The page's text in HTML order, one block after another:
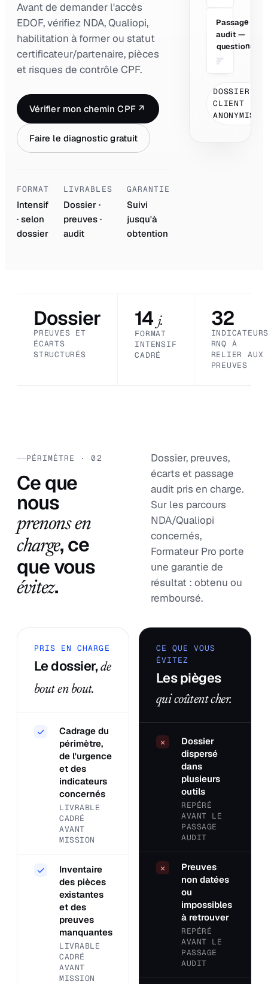
Avant de demander l'accès
EDOF, vérifiez NDA, Qualiopi,
habilitation à former ou statut
certificateur/partenaire, pièces
et risques de contrôle CPF.
Vérifier mon chemin CPF ↗
Faire le diagnostic gratuit
FORMAT
Intensif
· selon
dossier
LIVRABLES
Dossier ·
preuves ·
audit
GARANTIE
Suivi
jusqu'à
obtention
Passage
audit —
questions
DOSSIER
CLIENT
ANONYMISÉ
Dossier
PREUVES ET
ÉCARTS
STRUCTURÉS
14 j.
FORMAT
INTENSIF
CADRÉ
32
RNQ À
RELIER AUX
PREUVES
PÉRIMÈTRE · 02
Ce que
nous
prenons en
charge, ce
que vous
évitez.
Dossier, preuves,
écarts et passage
audit pris en charge.
Sur les parcours
NDA/Qualiopi
concernés,
Formateur Pro porte
une garantie de
résultat : obtenu ou
remboursé.
PRIS EN CHARGE
Le dossier,de
bout en bout.
✓
Cadrage du
périmètre,
de l'urgence
et des
indicateurs
concernés
LIVRABLE
CADRÉ
AVANT
MISSION
✓
Inventaire
des pièces
existantes
et des
preuves
manquantes
LIVRABLE
CADRÉ
AVANT
MISSION
CE QUE VOUS
ÉVITEZ
Les pièges
qui coûtent cher.
×
Dossier
dispersé
dans
plusieurs
outils
REPÉRÉ
AVANT LE
PASSAGE
AUDIT
×
Preuves
non datées
ou
impossibles
à retrouver
REPÉRÉ
AVANT LE
PASSAGE
AUDIT